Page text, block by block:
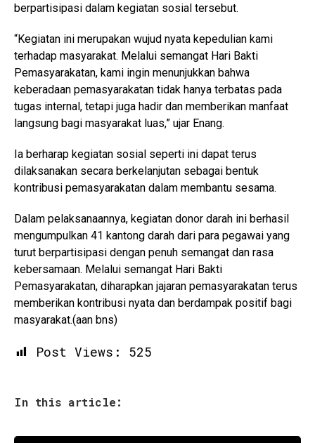
berpartisipasi dalam kegiatan sosial tersebut.
“Kegiatan ini merupakan wujud nyata kepedulian kami
terhadap masyarakat. Melalui semangat Hari Bakti
Pemasyarakatan, kami ingin menunjukkan bahwa
keberadaan pemasyarakatan tidak hanya terbatas pada
tugas internal, tetapi juga hadir dan memberikan manfaat
langsung bagi masyarakat luas,” ujar Enang.
Ia berharap kegiatan sosial seperti ini dapat terus
dilaksanakan secara berkelanjutan sebagai bentuk
kontribusi pemasyarakatan dalam membantu sesama.
Dalam pelaksanaannya, kegiatan donor darah ini berhasil
mengumpulkan 41 kantong darah dari para pegawai yang
turut berpartisipasi dengan penuh semangat dan rasa
kebersamaan. Melalui semangat Hari Bakti
Pemasyarakatan, diharapkan jajaran pemasyarakatan terus
memberikan kontribusi nyata dan berdampak positif bagi
masyarakat.(aan bns)
Post Views: 525
In this article: